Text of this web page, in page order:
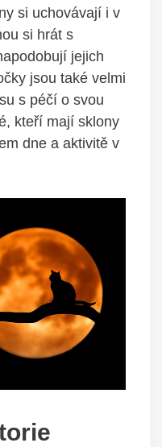
si uchovávají i v
si hrát s
jejich
jsou také velmi
s péčí o svou
kteří mají sklony
dne a aktivitě v